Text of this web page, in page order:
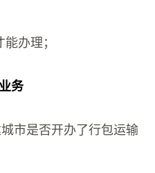
能办理；
务
市是否开办了行包运输